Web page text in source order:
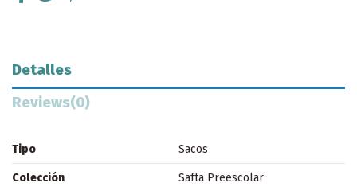
Detalles
Reviews(0)
Tipo Sacos
Colección Safta Preescolar